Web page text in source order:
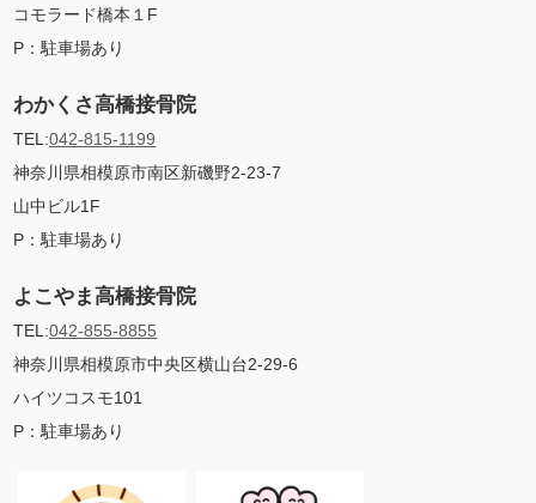
コモラード橋本１F
P：駐車場あり
わかくさ高橋接骨院
TEL:042-815-1199
神奈川県相模原市南区新磯野2-23-7
山中ビル1F
P：駐車場あり
よこやま高橋接骨院
TEL:042-855-8855
神奈川県相模原市中央区横山台2-29-6
ハイツコスモ101
P：駐車場あり